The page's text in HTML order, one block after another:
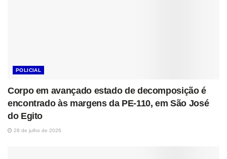
POLICIAL
Corpo em avançado estado de decomposição é
encontrado às margens da PE-110, em São José
do Egito
28 de julho de 2026